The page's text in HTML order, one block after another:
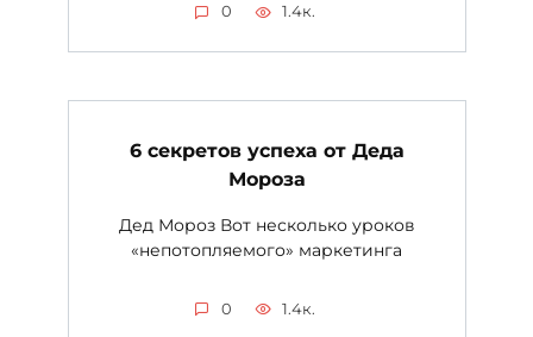
0 1.4к.
6 секретов успеха от Деда
Мороза
Дед Мороз Вот несколько уроков
«непотопляемого» маркетинга
0 1.4к.